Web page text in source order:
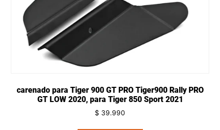
carenado para Tiger 900 GT PRO Tiger900 Rally PRO
GT LOW 2020, para Tiger 850 Sport 2021
$ 39.990